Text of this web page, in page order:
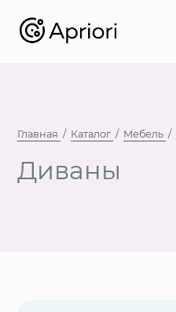
Главная Каталог Мебель
Диваны